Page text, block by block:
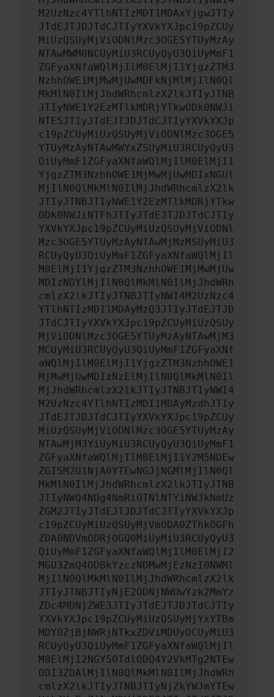
M2UzNzc4YTlhNTIzMDI1MDAxYjgwJTIy
JTdEJTJDJTdCJTIyYXVkYXJpc19pZCUy
MiUzQSUyMjViODNlMzc3OGE5YTUyMzAy
NTAwMWM0NCUyMiU3RCUyQyU3QiUyMmF1
ZGFyaXNfaWQlMjIlM0ElMjI1YjgzZTM3
NzhhOWE1MjMwMjUwMDFkNjMlMjIlN0Ql
MkMlN0IlMjJhdWRhcmlzX2lkJTIyJTNB
JTIyNWE1Y2EzMTlkMDRjYTkwODk0NWJi
NTE5JTIyJTdEJTJDJTdCJTIyYXVkYXJp
c19pZCUyMiUzQSUyMjViODNlMzc3OGE5
YTUyMzAyNTAwMWYxZSUyMiU3RCUyQyU3
QiUyMmF1ZGFyaXNfaWQlMjIlM0ElMjI1
YjgzZTM3NzhhOWE1MjMwMjUwMDIxNGUl
MjIlN0QlMkMlN0IlMjJhdWRhcmlzX2lk
JTIyJTNBJTIyNWE1Y2EzMTlkMDRjYTkw
ODk0NWJiNTFhJTIyJTdEJTJDJTdCJTIy
YXVkYXJpc19pZCUyMiUzQSUyMjViODNl
Mzc3OGE5YTUyMzAyNTAwMjMzMSUyMiU3
RCUyQyU3QiUyMmF1ZGFyaXNfaWQlMjIl
M0ElMjI1YjgzZTM3NzhhOWE1MjMwMjUw
MDIzNDYlMjIlN0QlMkMlN0IlMjJhdWRh
cmlzX2lkJTIyJTNBJTIyNWI4M2UzNzc4
YTlhNTIzMDI1MDAyMzQ3JTIyJTdEJTJD
JTdCJTIyYXVkYXJpc19pZCUyMiUzQSUy
MjViODNlMzc3OGE5YTUyMzAyNTAwMjM3
MCUyMiU3RCUyQyU3QiUyMmF1ZGFyaXNf
aWQlMjIlM0ElMjI1YjgzZTM3NzhhOWE1
MjMwMjUwMDIzNzElMjIlN0QlMkMlN0Il
MjJhdWRhcmlzX2lkJTIyJTNBJTIyNWI4
M2UzNzc4YTlhNTIzMDI1MDAyMzdhJTIy
JTdEJTJDJTdCJTIyYXVkYXJpc19pZCUy
MiUzQSUyMjViODNlMzc3OGE5YTUyMzAy
NTAwMjM3YiUyMiU3RCUyQyU3QiUyMmF1
ZGFyaXNfaWQlMjIlM0ElMjI1Y2M5NDEw
ZGI5M2U1NjA0YTEwNGJjNGMlMjIlN0Ql
MkMlN0IlMjJhdWRhcmlzX2lkJTIyJTNB
JTIyNWQ4NDg4NmRiOTNlNTY1NWJkNmUz
ZGM2JTIyJTdEJTJDJTdCJTIyYXVkYXJp
c19pZCUyMiUzQSUyMjVmODA0ZThkOGFh
ZDA0NDVmODRjOGQ0MiUyMiU3RCUyQyU3
QiUyMmF1ZGFyaXNfaWQlMjIlM0ElMjI2
MGU3ZmQ4ODBkYzczNDMwMjEzNzI0NWMl
MjIlN0QlMkMlN0IlMjJhdWRhcmlzX2lk
JTIyJTNBJTIyNjE2ODNjNWUwYzk2MmYz
ZDc4MDNjZWE3JTIyJTdEJTJDJTdCJTIy
YXVkYXJpc19pZCUyMiUzQSUyMjYxYTBm
MDY0ZjBjNWRjNTkxZDViMDUyOCUyMiU3
RCUyQyU3QiUyMmF1ZGFyaXNfaWQlMjIl
M0ElMjI2NGY5OTdlODQ4Y2VkMTg2NTEw
ODI3ZDAlMjIlN0QlMkMlN0IlMjJhdWRh
cmlzX2lkJTIyJTNBJTIyNjZkYWJmYTEw